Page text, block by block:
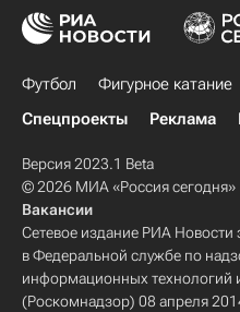
Футбол Фигурное катание
Спецпроекты
Реклама
Версия 2023.1 Beta
© 2026 МИА «Россия сегодня»
Вакансии
Сетевое издание РИА Новости
в Федеральной службе по
информационных технологий
(Роскомнадзор) 08 апреля